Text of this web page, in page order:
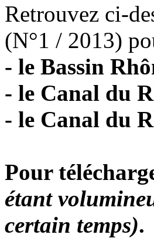
Retrouvez ci-
(N°1 / 2013)
- le Bassin
- le Canal du
- le Canal du
Pour
étant
certain temps).